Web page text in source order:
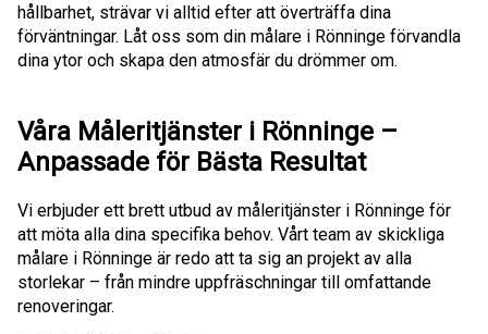
hållbarhet, strävar vi alltid efter att överträffa dina
förväntningar. Låt oss som din målare i Rönninge förvandla
dina ytor och skapa den atmosfär du drömmer om.
Våra Måleritjänster i Rönninge –
Anpassade för Bästa Resultat
Vi erbjuder ett brett utbud av måleritjänster i Rönninge för
att möta alla dina specifika behov. Vårt team av skickliga
målare i Rönninge är redo att ta sig an projekt av alla
storlekar – från mindre uppfräschningar till omfattande
renoveringar.